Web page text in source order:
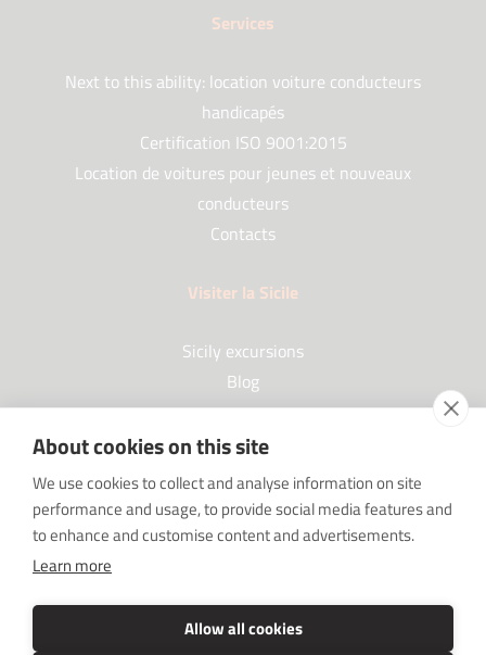
About cookies on this site
We use cookies to collect and analyse information on site
performance and usage, to provide social media features and
to enhance and customise content and advertisements.
Learn more
Allow all cookies
Services
Next to this ability: location voiture conducteurs
handicapés
Certification ISO 9001:2015
Location de voitures pour jeunes et nouveaux
conducteurs
Contacts
Visiter la Sicile
Sicily excursions
Blog
Partenaires
Our Partners
SRC sostiene Imprenditore non sei solo